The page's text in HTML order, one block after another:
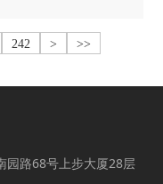
242 > >>
园路68号上步大厦28层